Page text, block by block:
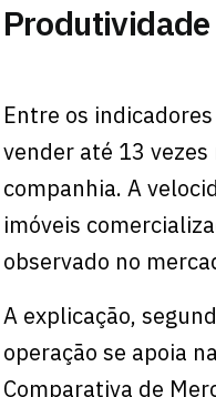
Entre os
vender até 13
companhia. A
imóveis
observado no
A explicação,
operação se apoia
Comparativa de